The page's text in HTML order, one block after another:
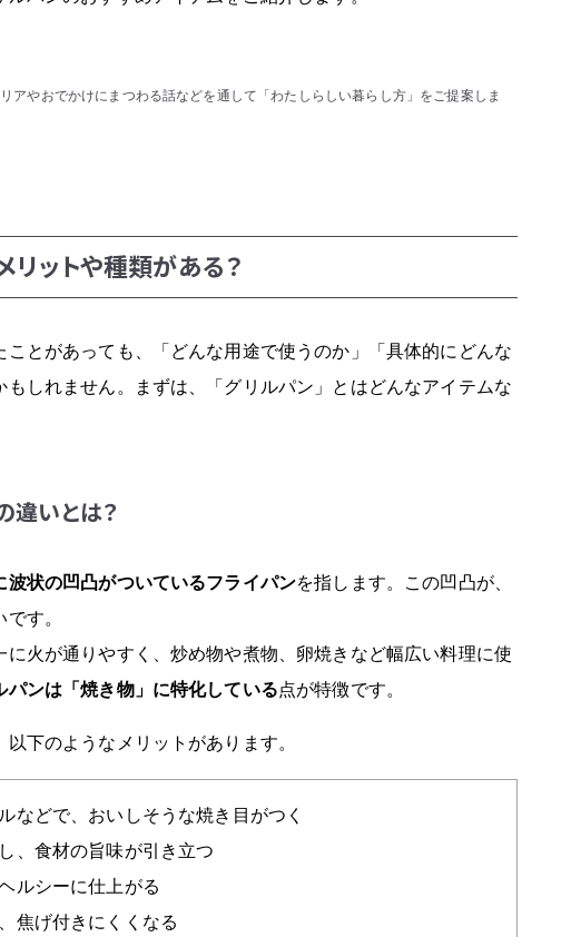
アやおでかけにまつわる話などを通して「わたしらしい暮らし方」をご提案しま
リットや種類がある？
ことがあっても、「どんな用途で使うのか」「具体的にどんな
もしれません。まずは、「グリルパン」とはどんなアイテムな
違いとは？
波状の凹凸がついているフライパンを指します。この凹凸が、
す。
火が通りやすく、炒め物や煮物、卵焼きなど幅広い料理に使
パンは「焼き物」に特化している点が特徴です。
下のようなメリットがあります。
などで、おいしそうな焼き目がつく
、食材の旨味が引き立つ
ルシーに仕上がる
焦げ付きにくくなる